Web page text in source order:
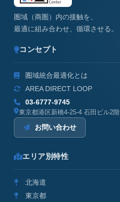
圏域（商圏）内の接触を、
最適に組み合わせ、循環させる。
コンセプト
圏域統合最適化とは
AREA DIRECT LOOP
03-6777-9745
東京都港区新橋4-25-4 石田ビル2階
お問い合わせ
エリア別特性
北海道
東京都